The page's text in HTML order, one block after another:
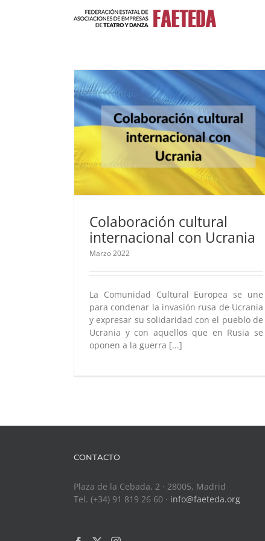
Colaboración cultural
internacional con Ucrania
Marzo 2022
La Comunidad Cultural Europea se une
para condenar la invasión rusa de Ucrania
y expresar su solidaridad con el pueblo de
Ucrania y con aquellos que en Rusia se
oponen a la guerra [...]
CONTACTO
Plaza de la Cebada, 2 · 28005, Madrid
Tel. (+34) 91 819 26 60 · info@faeteda.org